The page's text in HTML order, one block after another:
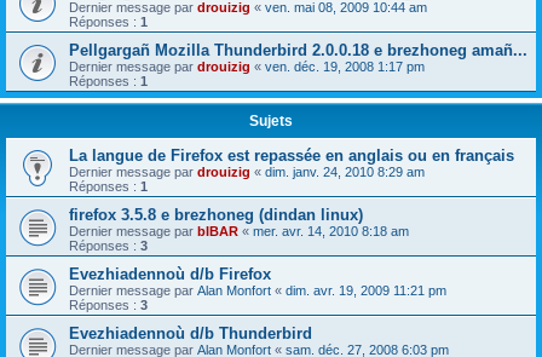
Dernier message par drouizig « ven. mai 08, 2009 10:44 am
Réponses : 1
Pellgargañ Mozilla Thunderbird 2.0.0.18 e brezhoneg amañ...
Dernier message par drouizig « ven. déc. 19, 2008 1:17 pm
Réponses : 1
Sujets
La langue de Firefox est repassée en anglais ou en français
Dernier message par drouizig « dim. janv. 24, 2010 8:29 am
Réponses : 1
firefox 3.5.8 e brezhoneg (dindan linux)
Dernier message par bIBAR « mer. avr. 14, 2010 8:18 am
Réponses : 3
Evezhiadennoù d/b Firefox
Dernier message par Alan Monfort « dim. avr. 19, 2009 11:21 pm
Réponses : 3
Evezhiadennoù d/b Thunderbird
Dernier message par Alan Monfort « sam. déc. 27, 2008 6:03 pm